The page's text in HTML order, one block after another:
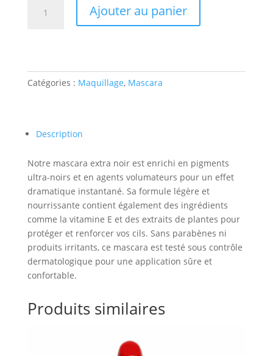
Ajouter au panier
Catégories : Maquillage, Mascara
Description
Notre mascara extra noir est enrichi en pigments
ultra-noirs et en agents volumateurs pour un effet
dramatique instantané. Sa formule légère et
nourrissante contient également des ingrédients
comme la vitamine E et des extraits de plantes pour
protéger et renforcer vos cils. Sans parabènes ni
produits irritants, ce mascara est testé sous contrôle
dermatologique pour une application sûre et
confortable.
Produits similaires